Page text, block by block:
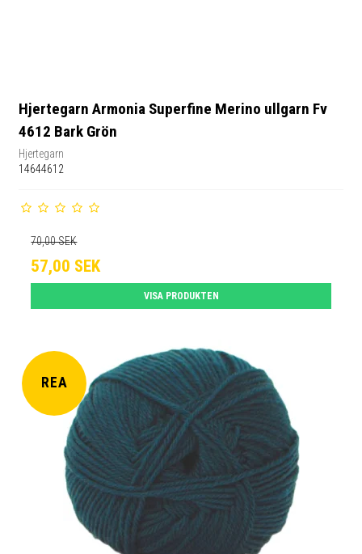
Hjertegarn Armonia Superfine Merino ullgarn Fv
4612 Bark Grön
Hjertegarn
14644612
70,00 SEK
57,00 SEK
VISA PRODUKTEN
REA